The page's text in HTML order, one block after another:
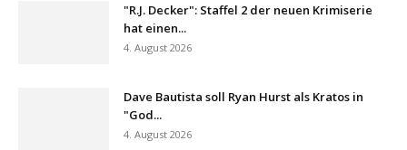
"R.J. Decker": Staffel 2 der neuen Krimiserie
hat einen...
4. August 2026
Dave Bautista soll Ryan Hurst als Kratos in
"God...
4. August 2026